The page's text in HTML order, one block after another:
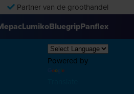
Partner van de groothandel
LumikoBluegripPanflex
Powered by